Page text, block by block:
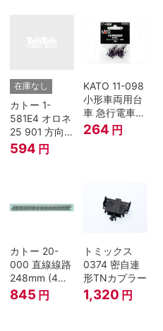
在庫なし
カトー 1-
581E4 オロネ
25 901 方向
幕 4両分
594 円
KATO 11-098
小形車両用台
車 急行電車1
Bトレインシ
ョーティー 対
264 円
カトー 20-
000 直線線路
248mm (4本
入) Nゲージ
845 円
トミックス
0374 密自連
形TNカプラー
1,320 円